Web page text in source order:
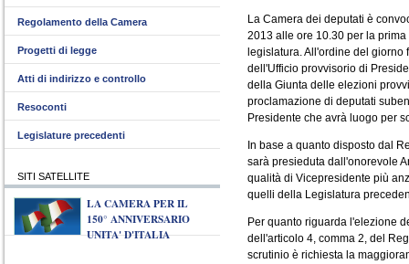
La Camera dei deputati è
2013 alle ore 10.30 per la
legislatura. All'ordine del giorno
dell'Ufficio provvisorio di
della Giunta delle elezioni
proclamazione di deputati
Presidente che avrà luogo per
In base a quanto disposto dal
sarà presieduta dall'onorevole
qualità di Vicepresidente più
quelli della Legislatura
Per quanto riguarda l'elezione
dell'articolo 4, comma 2, del
scrutinio è richiesta la
Regolamento della Camera
Progetti di legge
Atti di indirizzo e controllo
Resoconti
Legislature precedenti
SITI SATELLITE
LA CAMERA PER IL
150° ANNIVERSARIO
UNITA' D'ITALIA